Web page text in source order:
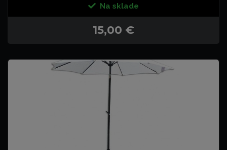
Na sklade
15,00 €